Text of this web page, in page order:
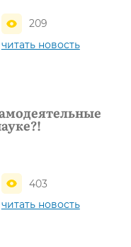
209
читать новость
403
читать новость